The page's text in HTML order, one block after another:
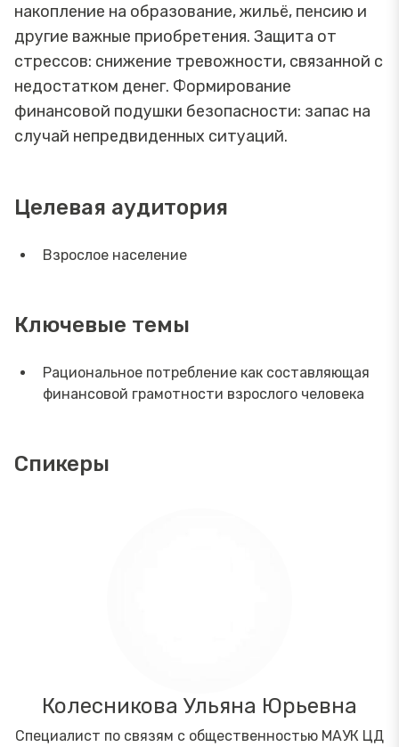
накопление на образование, жильё, пенсию и
другие важные приобретения. Защита от
стрессов: снижение тревожности, связанной с
недостатком денег. Формирование
финансовой подушки безопасности: запас на
случай непредвиденных ситуаций.
Целевая аудитория
Взрослое население
Ключевые темы
Рациональное потребление как составляющая
финансовой грамотности взрослого человека
Спикеры
Колесникова Ульяна Юрьевна
Специалист по связям с общественностью МАУК ЦД